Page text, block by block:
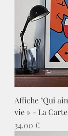
Affiche "Qui
vie » - La
Prix
34,00 €